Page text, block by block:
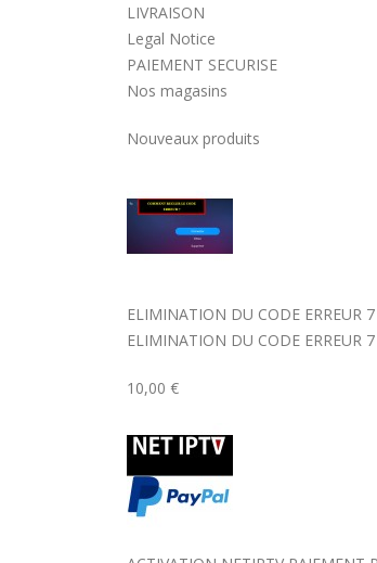
LIVRAISON
Legal Notice
PAIEMENT SECURISE
Nos magasins
Nouveaux produits
ELIMINATION DU CODE ERREUR
ELIMINATION DU CODE ERREUR
10,00 €